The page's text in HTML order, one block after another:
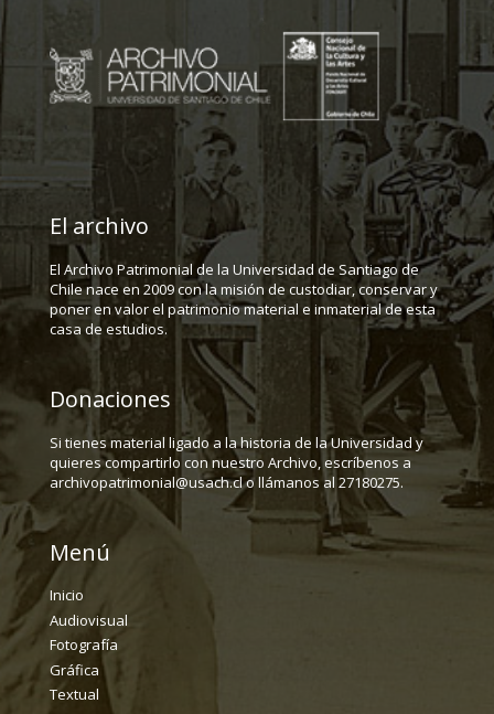
El archivo
El Archivo Patrimonial de la Universidad de Santiago de
Chile nace en 2009 con la misión de custodiar, conservar y
poner en valor el patrimonio material e inmaterial de esta
casa de estudios.
Donaciones
Si tienes material ligado a la historia de la Universidad y
quieres compartirlo con nuestro Archivo, escríbenos a
archivopatrimonial@usach.cl o llámanos al 27180275.
Menú
Inicio
Audiovisual
Fotografía
Gráfica
Textual